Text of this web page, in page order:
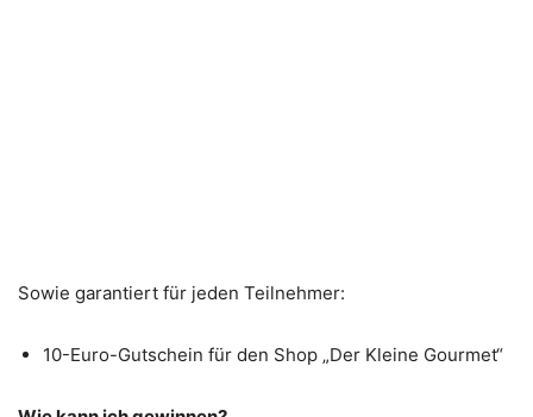
Sowie garantiert für jeden Teilnehmer:
10-Euro-Gutschein für den Shop „Der Kleine Gourmet“